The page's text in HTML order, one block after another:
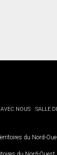
NOUS SALLE
du Nord-